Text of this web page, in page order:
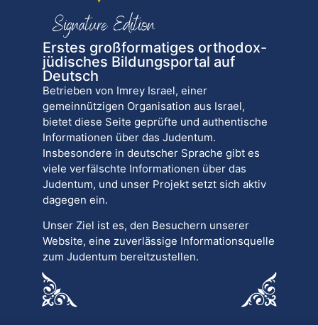
Erstes großformatiges orthodox-
jüdisches Bildungsportal auf
Deutsch
Betrieben von Imrey Israel, einer
gemeinnützigen Organisation aus Israel,
bietet diese Seite geprüfte und authentische
Informationen über das Judentum.
Insbesondere in deutscher Sprache gibt es
viele verfälschte Informationen über das
Judentum, und unser Projekt setzt sich aktiv
dagegen ein.
Unser Ziel ist es, den Besuchern unserer
Website, eine zuverlässige Informationsquelle
zum Judentum bereitzustellen.